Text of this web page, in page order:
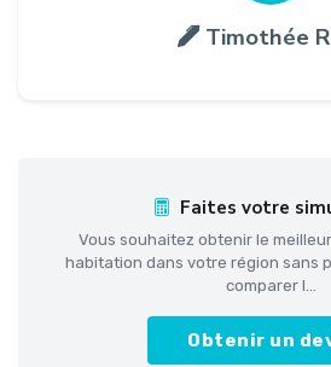
Timothée
Faites votre
Vous souhaitez obtenir le
habitation dans votre région sans
comparer l...
Obtenir un